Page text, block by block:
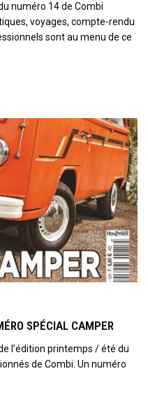
numéro 14 de Combi
voyages, compte-rendu
sont au menu de ce
SPÉCIAL CAMPER
l’édition printemps / été du
de Combi. Un numéro